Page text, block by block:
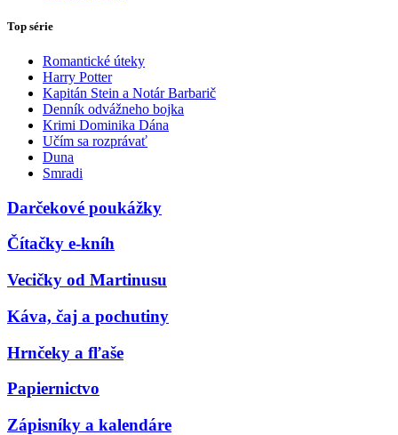
Top série
Romantické úteky
Harry Potter
Kapitán Stein a Notár Barbarič
Denník odvážneho bojka
Krimi Dominika Dána
Učím sa rozprávať
Duna
Smradi
Darčekové poukážky
Čítačky e-kníh
Vecičky od Martinusu
Káva, čaj a pochutiny
Hrnčeky a fľaše
Papiernictvo
Zápisníky a kalendáre